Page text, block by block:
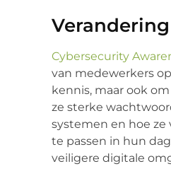
Cybersecurity
van medewerkers
kennis, maar ook
ze sterke
systemen en hoe
te passen in hun
veiligere digitale